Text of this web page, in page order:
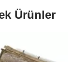
Ürünler